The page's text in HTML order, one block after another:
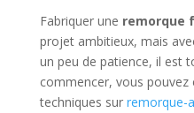
Fabriquer une remorque
projet ambitieux, mais
un peu de patience, il est
commencer, vous
techniques sur remorque-